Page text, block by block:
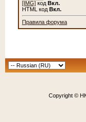
[IMG] код Вкл.
HTML код Вкл.
Правила форума
Copyright ©